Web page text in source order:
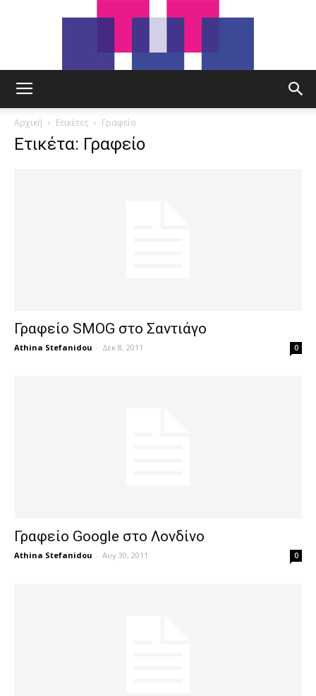
Αρχική Ετικέτες Γραφείο
Ετικέτα: Γραφείο
Γραφείο SMOG στο Σαντιάγο
Athina Stefanidou - Δεκ 8, 2011 0
Γραφείο Google στο Λονδίνο
Athina Stefanidou - Αυγ 30, 2011 0